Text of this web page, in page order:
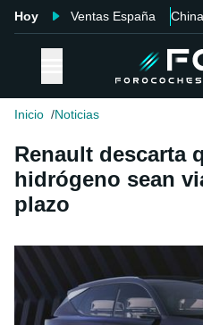
Hoy Ventas España
Inicio Noticias
Renault descarta
hidrógeno sean
plazo